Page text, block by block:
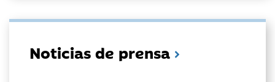
Noticias de prensa